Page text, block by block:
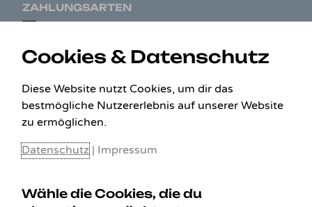
ZAHLUNGSARTEN
Cookies & Datenschutz
Diese Website nutzt Cookies, um dir das
bestmögliche Nutzererlebnis auf unserer Website
zu ermöglichen.
Datenschutz | Impressum
Wähle die Cookies, die du